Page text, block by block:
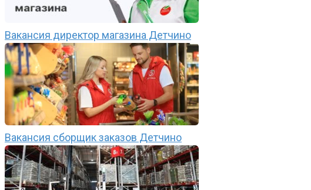
Вакансия директор магазина Детчино
Вакансия сборщик заказов Детчино